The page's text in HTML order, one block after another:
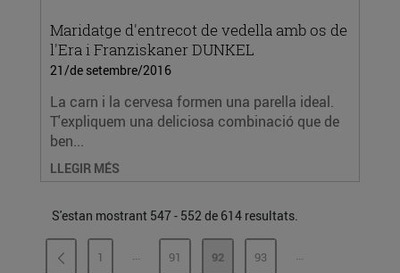
Maridatge d'entrecot de vedella amb os de
l'Era i Franziskaner DUNKEL
21/de setembre/2016
La carn i la cervesa formen una parella ideal.
T'expliquem una deliciosa combinació que de
ben...
LLEGIR MÉS
S'estan mostrant 547 - 552 de 614 resultats.
PÀGINA
1 ...PÀGINES INTERMÈDIES
PÀGINA
91 PÀGINA
92 PÀGINA
93 ...PÀGINES